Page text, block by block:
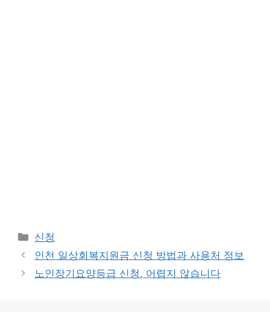
Categories
신청
인천 일상회복지원금 신청 방법과 사용처 정보
노인장기요양등급 신청, 어렵지 않습니다